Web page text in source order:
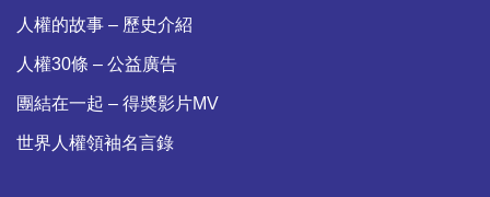
人權的故事 – 歷史介紹
人權30條 – 公益廣告
團結在一起 – 得奬影片MV
世界人權領袖名言錄